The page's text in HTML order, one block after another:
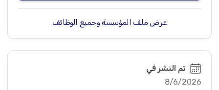
عرض ملف المؤسسة وجميع الوظائف
تم النشر في
8/6/2026